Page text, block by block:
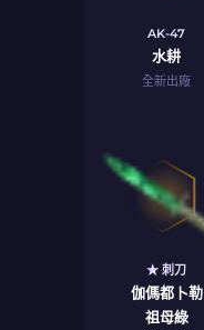
AK-47
水耕
全新出廠
★ 刺刀
伽傌都卜勒
祖母綠